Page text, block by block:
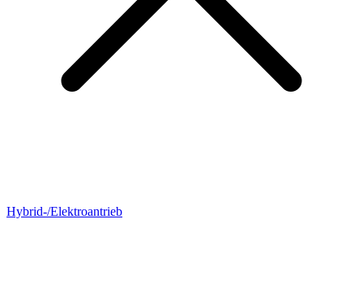
Hybrid-/Elektroantrieb